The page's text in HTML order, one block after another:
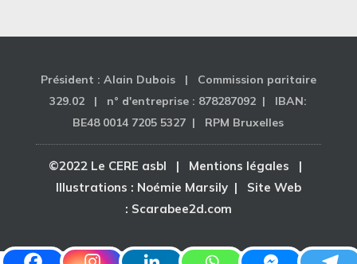
Président : Alain Dubois | Commission paritaire
329.02 | n° d'entreprise : 878287092 | IBAN:
BE48 0014 7205 5327 | RPM Bruxelles
©2022 Le CERE asbl | Mentions légales |
Illustrations : Noémie Marsily| Site Web
: Scarabee2d.com